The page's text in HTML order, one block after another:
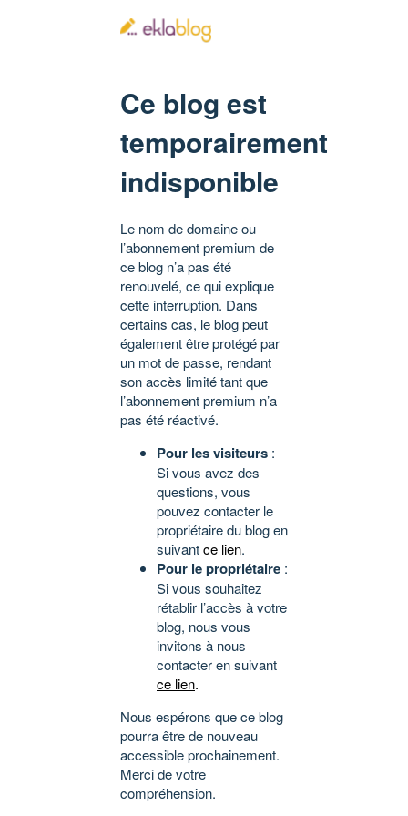
Ce blog est
temporairement
indisponible
Le nom de domaine ou
l’abonnement premium de
ce blog n’a pas été
renouvelé, ce qui explique
cette interruption. Dans
certains cas, le blog peut
également être protégé par
un mot de passe, rendant
son accès limité tant que
l’abonnement premium n’a
pas été réactivé.
Pour les visiteurs :
Si vous avez des
questions, vous
pouvez contacter le
propriétaire du blog en
suivantce lien.
Pour le propriétaire :
Si vous souhaitez
rétablir l’accès à votre
blog, nous vous
invitons à nous
contacter en suivant
ce lien.
Nous espérons que ce blog
pourra être de nouveau
accessible prochainement.
Merci de votre
compréhension.